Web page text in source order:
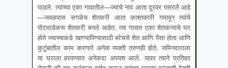
पाडले. त्यांच्या एका गावातील—ज्याचे नाव आता दूरवर पसरले आहे
—जवळपास सगळेच शेतकरी आता काश्तकारी गमावून त्यांचे
पोटभाडेकरू शेतकरी बनले आहेत. त्या गावात एका शेतकऱ्याचे घर
होते ज्याच्याकडे खाण्यापिण्यासाठी बरेचसे शेत आणि पैसा होता आणि
कुटुंबातील काम करणारे अनेक व्यक्ती तरुणही होते. जमिनदाराला
या घराला हरवण्यात अनेकदा अपयश आले. यावर त्याने प्रतिज्ञा